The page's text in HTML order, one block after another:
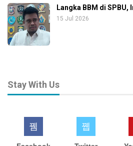
Langka BBM di SPBU,
15 Jul 2026
Stay With Us